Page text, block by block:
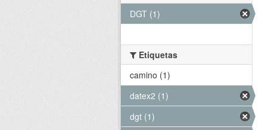
DGT (1)
Etiquetas
camino (1)
datex2 (1)
dgt (1)